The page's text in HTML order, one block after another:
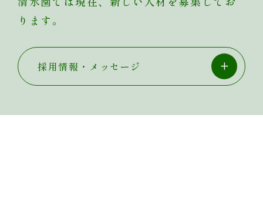
ります。
採用情報・メッセージ